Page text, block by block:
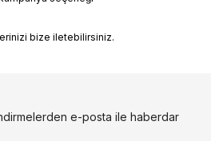
bize iletebilirsiniz.
e-posta ile haberdar